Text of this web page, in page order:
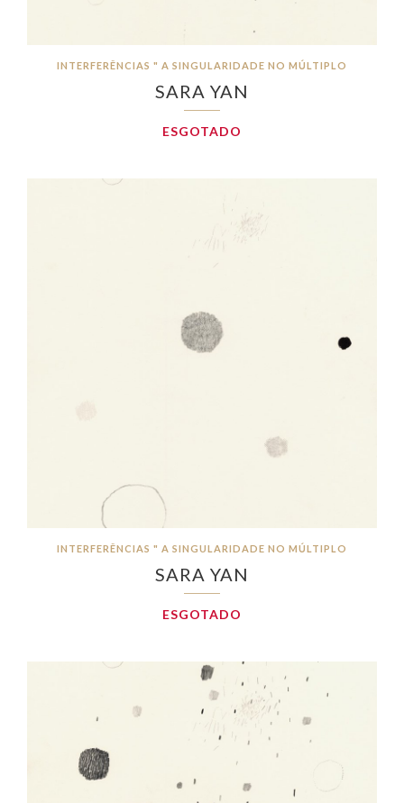
INTERFERÊNCIAS " A SINGULARIDADE NO MÚLTIPLO
SARA YAN
ESGOTADO
INTERFERÊNCIAS " A SINGULARIDADE NO MÚLTIPLO
SARA YAN
ESGOTADO